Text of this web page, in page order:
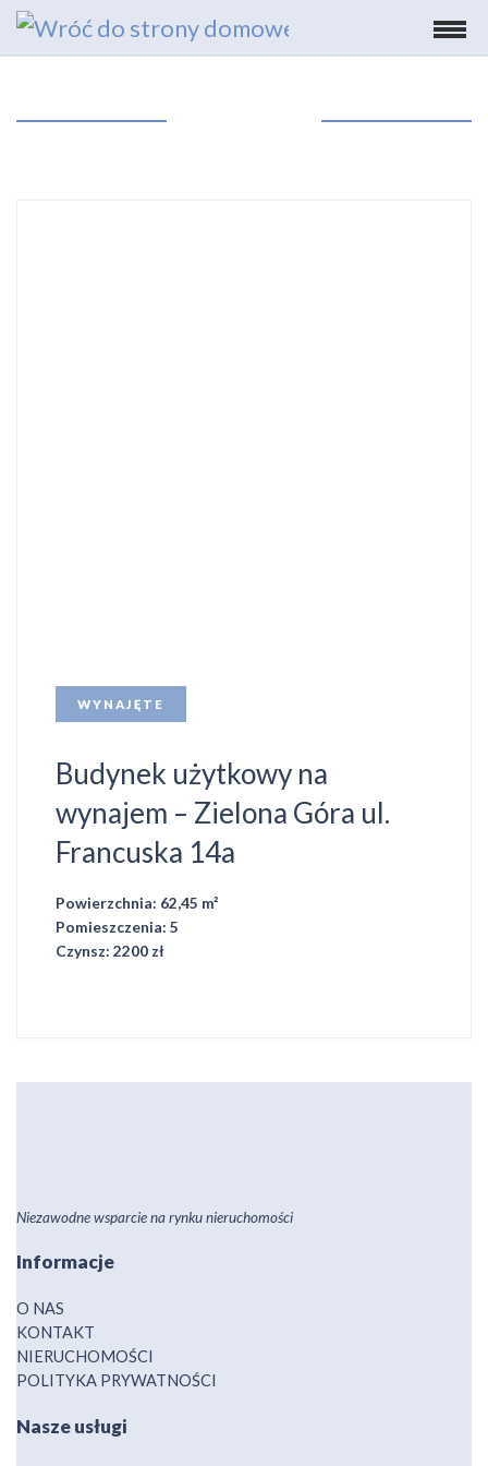
Wyświetl pełną treść
Menu
WYNAJĘTE
Budynek użytkowy na
wynajem – Zielona Góra ul.
Francuska 14a
Powierzchnia: 62,45 m²
Pomieszczenia: 5
Czynsz: 2200 zł
Niezawodne wsparcie na rynku nieruchomości
Informacje
O NAS
KONTAKT
NIERUCHOMOŚCI
POLITYKA PRYWATNOŚCI
Nasze usługi